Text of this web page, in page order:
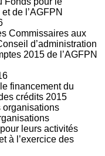
de l’AGFPN
Commissaires aux
d’administration
2015 de l’AGFPN
financement du
crédits 2015
organisations
leurs activités
à l’exercice des